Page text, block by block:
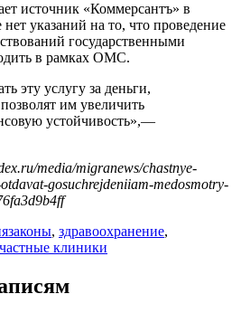
источник «Коммерсантъ» в
нет указаний на то, что проведение
государственными
в рамках ОМС.
эту услугу за деньги,
им увеличить
устойчивость»,—
media/migranews/chastnye-
gosuchrejdeniiam-medosmotry-
законы, здравоохранение,
частные клиники